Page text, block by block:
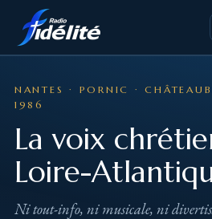
contenu
NANTES · PORNIC ·
1986
La voix
Loire-
Ni tout-info, ni musicale, ni